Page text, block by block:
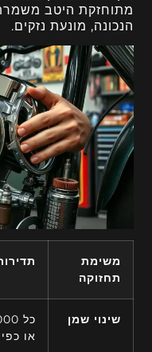
מתוחזקת היטב
הנכונה, מונעת נזקים.
משימת
תחזוקה
שינוי שמן
או